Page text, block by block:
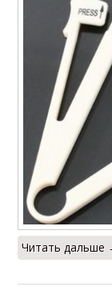
Читать дальше